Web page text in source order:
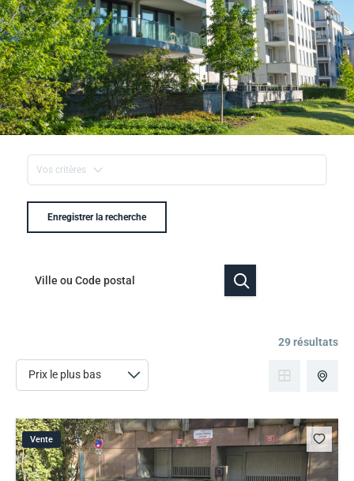
Vos critères
Enregistrer la recherche
29 résultats
Vente